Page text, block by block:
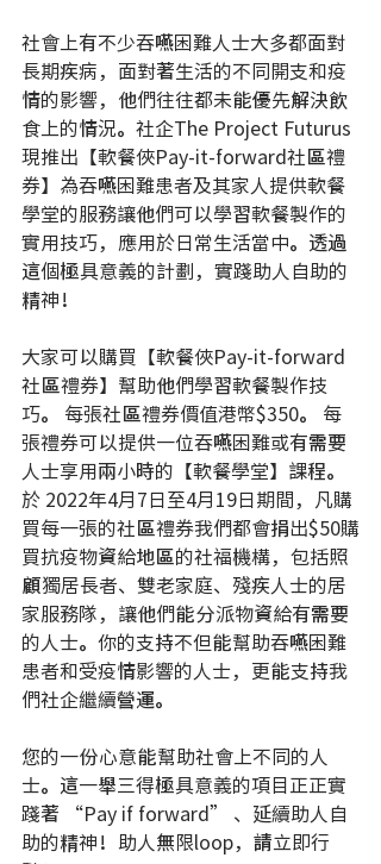
社會上有不少吞嚥困難人士大多都面對
長期疾病，面對著生活的不同開支和疫
情的影響，他們往往都未能優先解決飲
食上的情況。社企The Project Futurus
現推出【軟餐俠Pay-it-forward社區禮
券】為吞嚥困難患者及其家人提供軟餐
學堂的服務讓他們可以學習軟餐製作的
實用技巧，應用於日常生活當中。透過
這個極具意義的計劃，實踐助人自助的
精神！
大家可以購買【軟餐俠Pay-it-forward
社區禮券】幫助他們學習軟餐製作技
巧。 每張社區禮券價值港幣$350。 每
張禮券可以提供一位吞嚥困難或有需要
人士享用兩小時的【軟餐學堂】課程。
於 2022年4月7日至4月19日期間，凡購
買每一張的社區禮券我們都會捐出$50購
買抗疫物資給地區的社福機構，包括照
顧獨居長者、雙老家庭、殘疾人士的居
家服務隊，讓他們能分派物資給有需要
的人士。你的支持不但能幫助吞嚥困難
患者和受疫情影響的人士，更能支持我
們社企繼續營運。
您的一份心意能幫助社會上不同的人
士。這一舉三得極具意義的項目正正實
踐著 “Pay if forward” 、延續助人自
助的精神！助人無限loop，請立即行